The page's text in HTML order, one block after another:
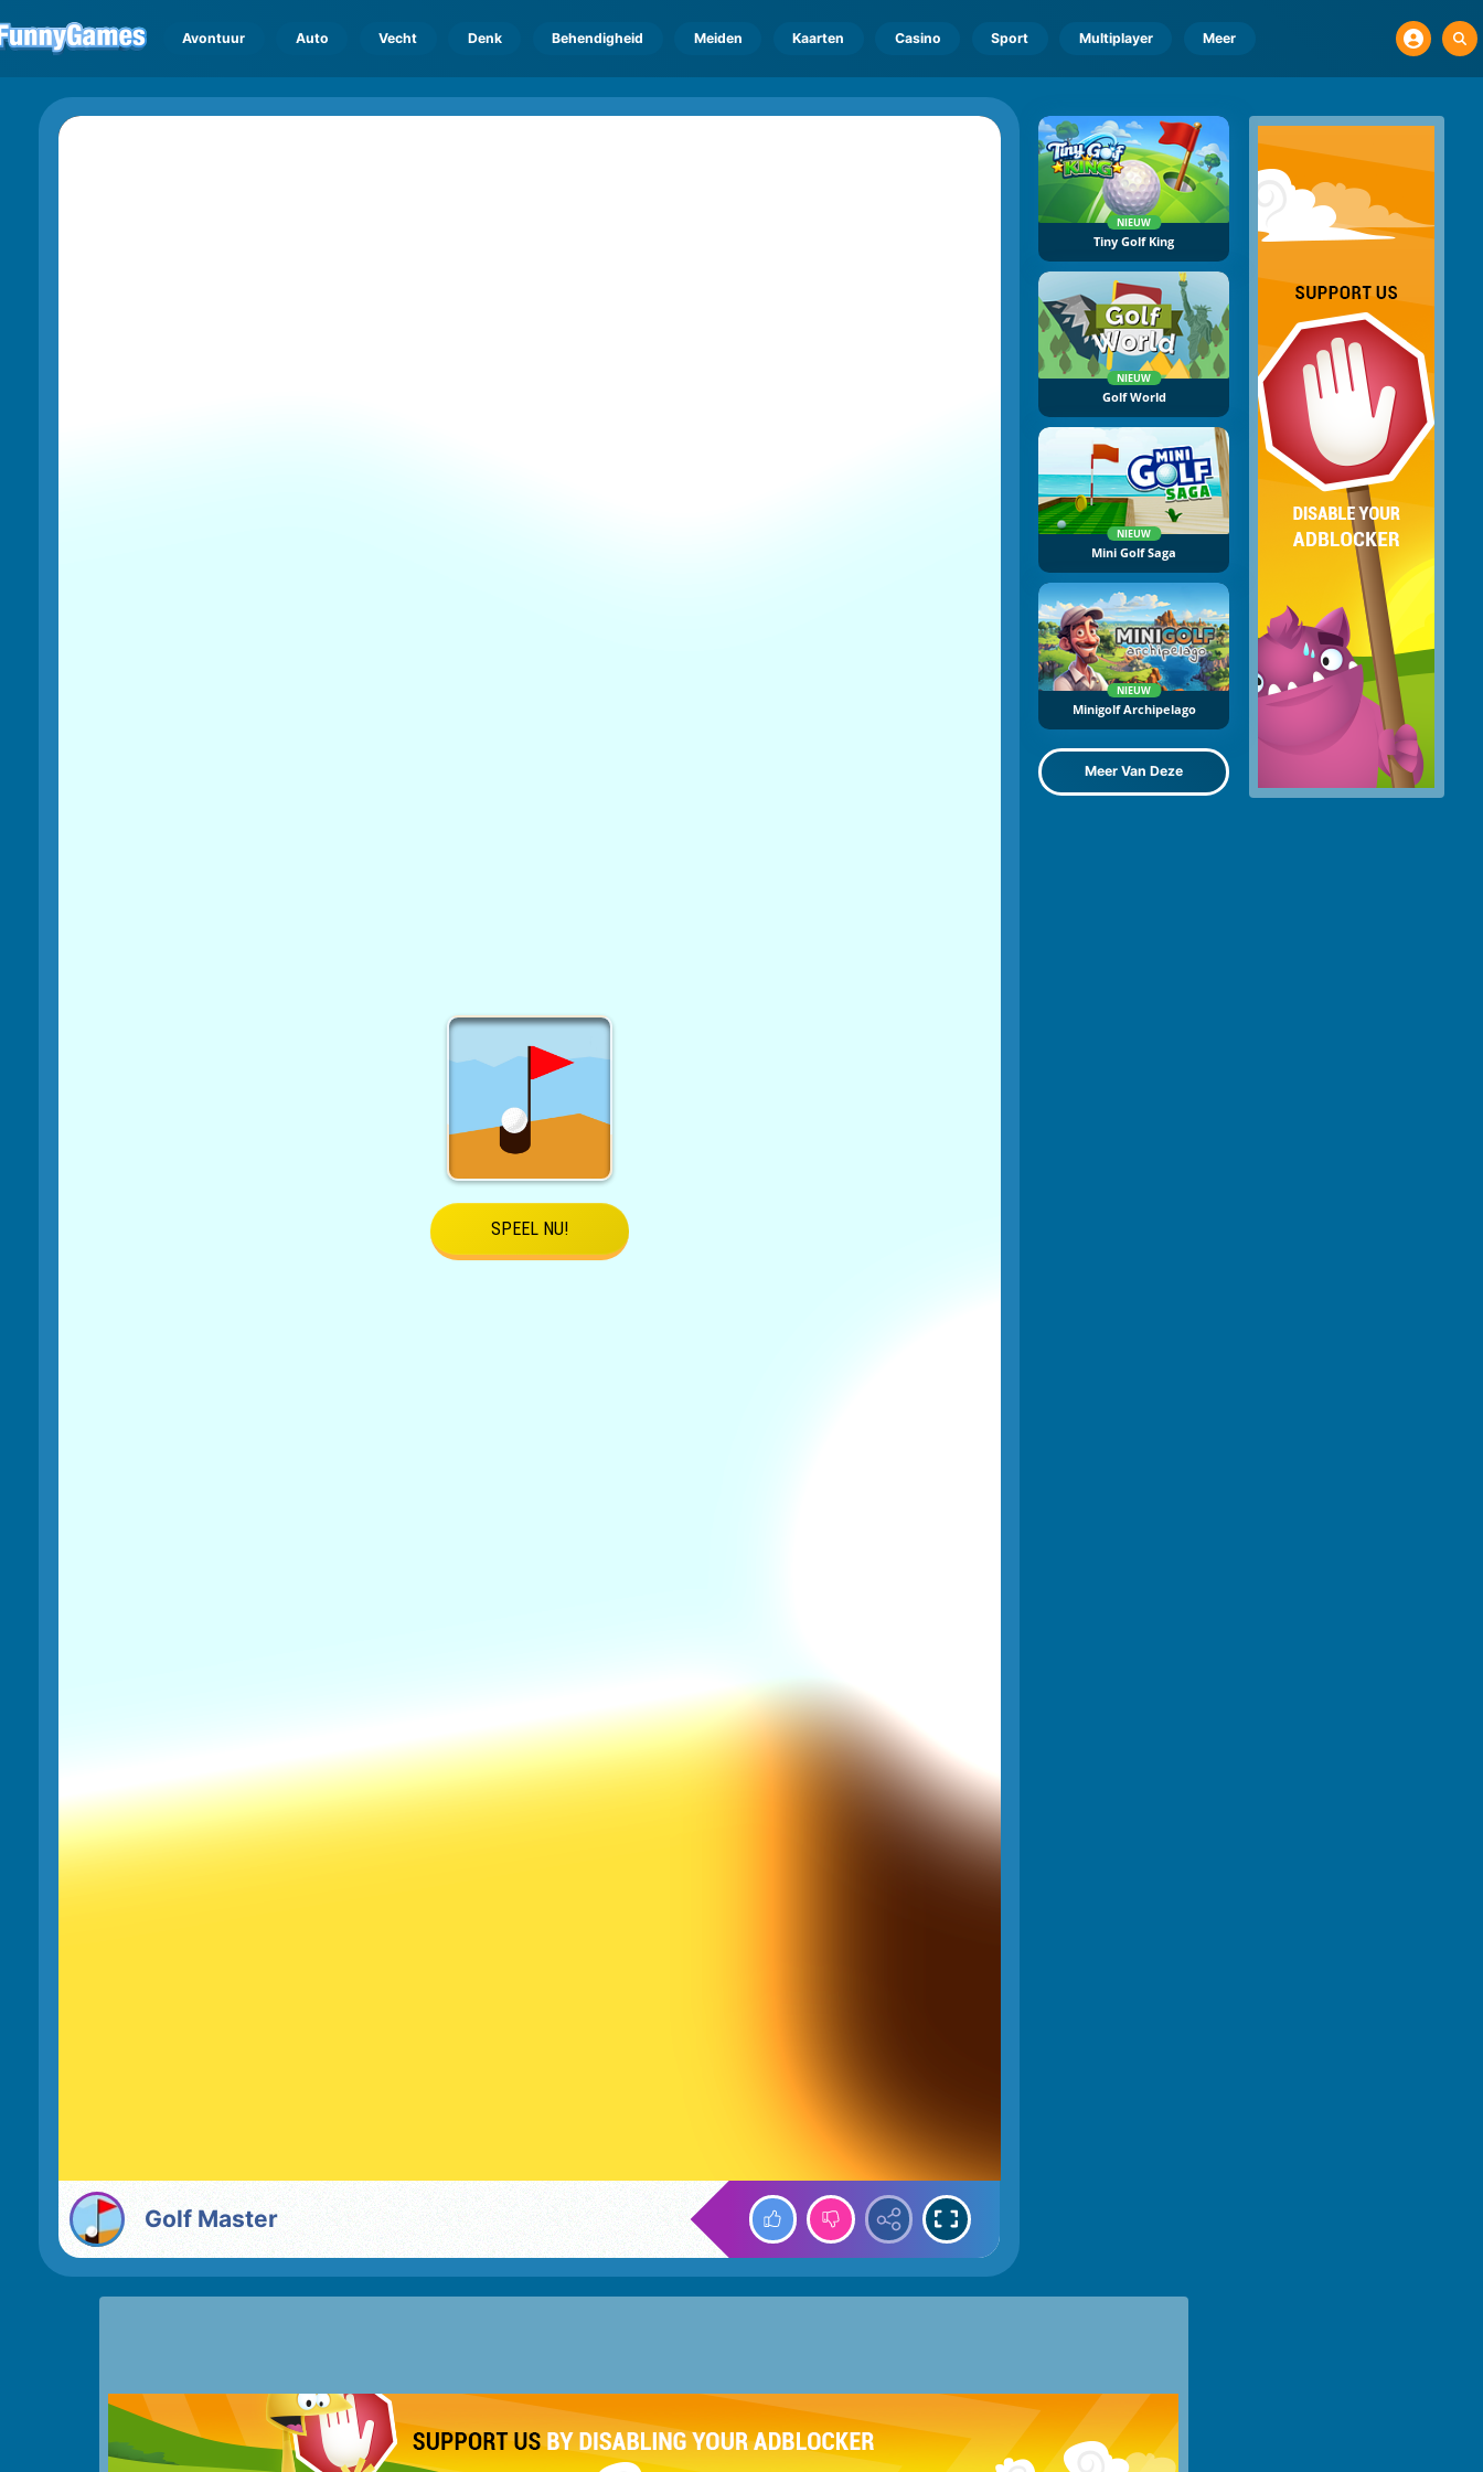
Avontuur Auto Vecht Denk Behendigheid Meiden Kaarten Casino Sport Multiplayer Meer
Golf Master
NIEUW
Tiny Golf King
NIEUW
Golf World
NIEUW
Mini Golf Saga
NIEUW
Minigolf Archipelago
Meer Van Deze